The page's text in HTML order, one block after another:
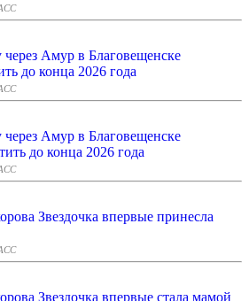
Амур в Благовещенске
до конца 2026 года
Амур в Благовещенске
до конца 2026 года
Звездочка впервые принесла
Звездочка впервые стала мамой